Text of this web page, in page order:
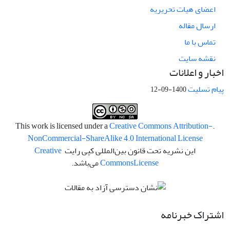
اعضای هیات تحریریه
ارسال مقاله
تماس با ما
نقشه سایت
اخبار و اعلانات
پیام تسلیت1400-09-12
.This work is licensed under a
Creative Commons Attribution-
NonCommercial-ShareAlike 4.0 International License
این نشریه تحت قانون بین‌المللی کپی رایت Creative
CommonsLicense می‌باشد.
اشتراک خبرنامه